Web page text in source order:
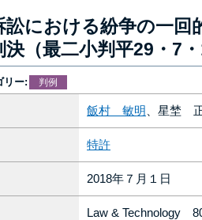
訟における紛争の一回
決（最二小判平29・7
リー: 判例
飯村 敏明 、星埜
特許
2018年７月１日
Law & Technology